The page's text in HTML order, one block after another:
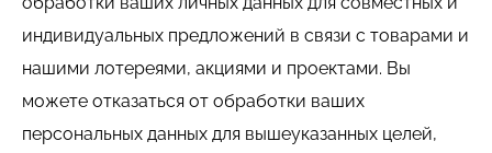
индивидуальных предложений в связи с товарами и
нашими лотереями, акциями и проектами. Вы
можете отказаться от обработки ваших
персональных данных для вышеуказанных целей,